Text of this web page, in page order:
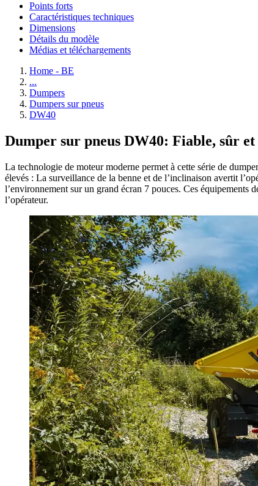
Points forts
Caractéristiques techniques
Dimensions
Détails du modèle
Médias et téléchargements
Home - BE
...
Dumpers
Dumpers sur pneus
DW40
Dumper sur pneus DW40: Fiable, sûr
La technologie de moteur moderne permet à cette série de
élevés : La surveillance de la benne et de l’inclinaison avertit
l’environnement sur un grand écran 7 pouces. Ces
l’opérateur.